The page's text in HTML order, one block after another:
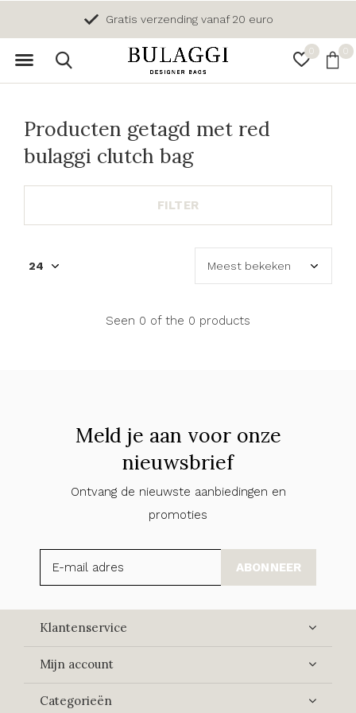
0 0
Gratis verzending vanaf 20 euro
Producten getagd met red
bulaggi clutch bag
FILTER
Seen 0 of the 0 products
Meld je aan voor onze
nieuwsbrief
Ontvang de nieuwste aanbiedingen en
promoties
ABONNEER
Klantenservice
Mijn account
Categorieën